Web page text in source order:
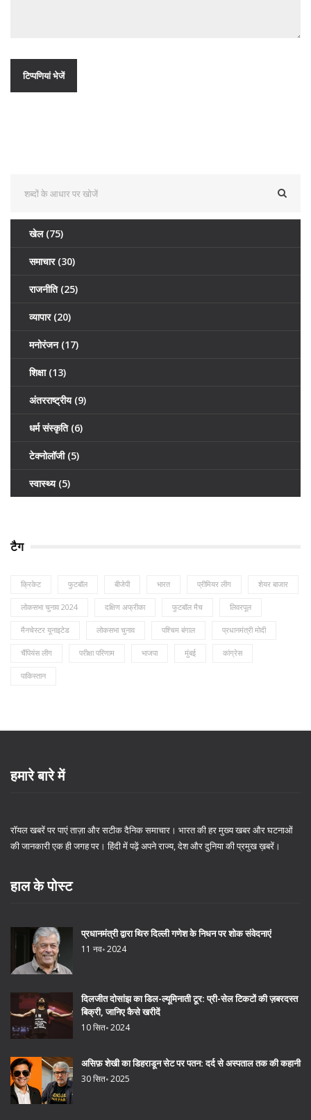
खेल (75)
समाचार (30)
राजनीति (25)
व्यापार (20)
मनोरंजन (17)
शिक्षा (13)
अंतरराष्ट्रीय (9)
धर्म संस्कृति (6)
टेक्नोलॉजी (5)
स्वास्थ्य (5)
टैग
क्रिकेट फुटबॉल बीजेपी भारत प्रीमियर लीग शेयर बाजार
लोकसभा चुनाव 2024 दक्षिण अफ्रीका फुटबॉल मैच लिवरपूल
मैनचेस्टर यूनाइटेड लोकसभा चुनाव पश्चिम बंगाल प्रधानमंत्री मोदी
चैंपियंस लीग परीक्षा परिणाम भाजपा मुंबई कांग्रेस
पाकिस्तान
हमारे बारे में
रॉयल खबरें पर पाएं ताज़ा और सटीक दैनिक समाचार। भारत की हर मुख्य खबर और घटनाओं
की जानकारी एक ही जगह पर। हिंदी में पढ़ें अपने राज्य, देश और दुनिया की प्रमुख ख़बरें।
हाल के पोस्ट
प्रधानमंत्री द्वारा थिरु दिल्ली गणेश के निधन पर शोक संवेदनाएं
11 नव॰ 2024
दिलजीत दोसांझ का डिल-ल्यूमिनाती टूर: प्री-सेल टिकटों की ज़बरदस्त
बिक्री, जानिए कैसे खरीदें
10 सित॰ 2024
असिफ़ शेखी का डिहराडून सेट पर पतन: दर्द से अस्पताल तक की कहानी
30 सित॰ 2025